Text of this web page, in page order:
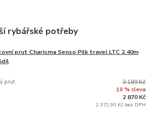
rybářské potřeby
prut Charisma Senso Pilk travel LTC 2.40m
prut. 3 189 Kč
10 % sleva
2 870 Kč
2 371,90 Kč bez DPH